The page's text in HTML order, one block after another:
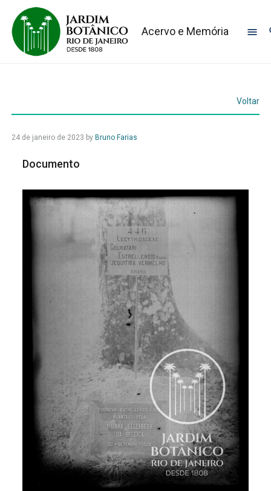
Acervo e Memória
Voltar
24 de janeiro de 2023 by Bruno Farias
Documento